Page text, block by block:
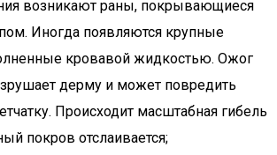
возникают раны, покрывающиеся
Иногда появляются крупные
кровавой жидкостью. Ожог
дерму и может повредить
Происходит масштабная гибель
покров отслаивается;